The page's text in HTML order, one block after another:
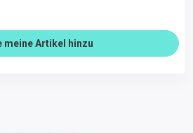
meine Artikel hinzu